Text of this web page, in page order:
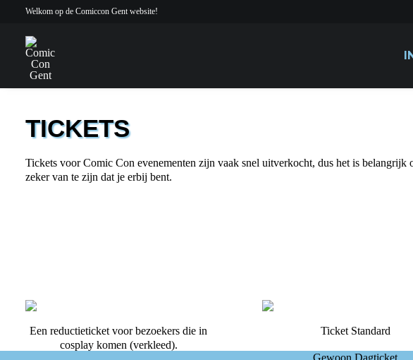
Welkom op de Comiccon Gent website!
TICKETS
Tickets voor Comic Con evenementen zijn vaak snel uitverkocht, dus het is belangrijk
zeker van te zijn dat je erbij bent.
Een reductieticket voor bezoekers die in
cosplay komen (verkleed).
Ticket Standard
Gewoon Dagticket